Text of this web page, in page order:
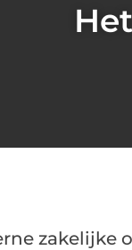
zakelijke